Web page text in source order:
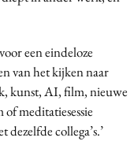
een eindeloze
van het kijken naar
kunst, AI, film, nieuwe
of meditatiesessie
collega’s.’